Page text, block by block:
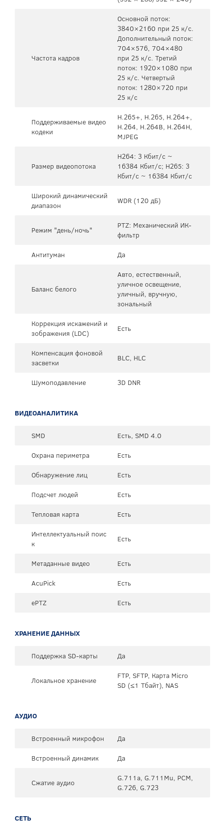
Частота кадров
Основной поток:
3840×2160 при 25 к/с.
Дополнительный поток:
704×576, 704×480
при 25 к/с. Третий
поток: 1920×1080 при
25 к/с. Четвертый
поток: 1280×720 при
25 к/с
Поддерживаемые видео
кодеки
H.265+, H.265, H.264+,
H.264, H.264B, H.264H,
MJPEG
Размер видеопотока
H264: 3 Кбит/с ~
16384 Кбит/с; H265: 3
Кбит/с ~ 16384 Кбит/с
Широкий динамический
диапазон
WDR (120 дБ)
Режим "день/ночь"
PTZ: Механический ИК-
фильтр
Антитуман
Да
Баланс белого
Авто, естественный,
уличное освещение,
уличный, вручную,
зональный
Коррекция искажений и
зображения (LDC)
Есть
Компенсация фоновой
засветки
BLC, HLC
Шумоподавление 3D DNR
ВИДЕОАНАЛИТИКА
SMD
Есть, SMD 4.0
Охрана периметра
Есть
Обнаружение лиц
Есть
Подсчет людей
Есть
Тепловая карта
Есть
Интеллектуальный поис
к
Есть
Метаданные видео
Есть
AcuPick
Есть
ePTZ
Есть
ХРАНЕНИЕ ДАННЫХ
Поддержка SD-карты Да
Локальное хранение
FTP, SFTP, Карта Micro
SD (≤1 Тбайт), NAS
АУДИО
Встроенный микрофон
Да
Встроенный динамик
Да
Сжатие аудио
G.711a, G.711Mu, PCM,
G.726, G.723
СЕТЬ